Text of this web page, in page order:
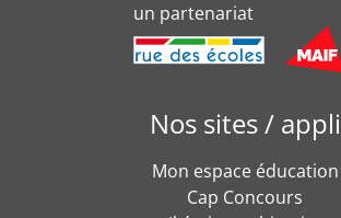
un partenariat
Nos sites / appli
Mon espace éducation
Cap Concours